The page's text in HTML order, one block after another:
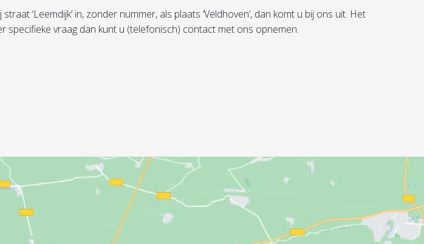
‘Leemdijk’ in, zonder nummer, als plaats ‘Veldhoven’, dan komt u bij ons uit. Het
vraag dan kunt u (telefonisch) contact met ons opnemen.